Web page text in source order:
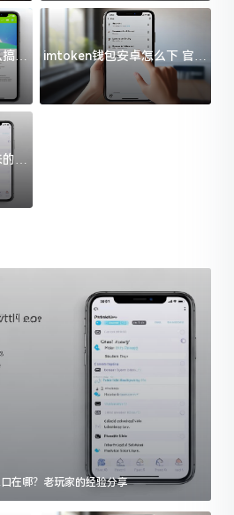
？
imtoken钱包安卓怎么下 官方
渠道避坑指南
？
在哪？老玩家的经验分享